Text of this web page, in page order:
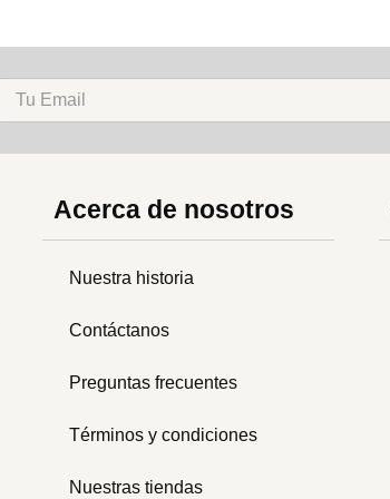
Acerca de nosotros
Nuestra historia
Contáctanos
Preguntas frecuentes
Términos y condiciones
Nuestras tiendas